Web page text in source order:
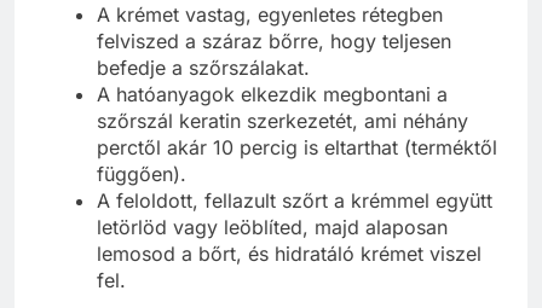
A krémet vastag, egyenletes rétegben
felviszed a száraz bőrre, hogy teljesen
befedje a szőrszálakat.
A hatóanyagok elkezdik megbontani a
szőrszál keratin szerkezetét, ami néhány
perctől akár 10 percig is eltarthat (terméktől
függően).
A feloldott, fellazult szőrt a krémmel együtt
letörlöd vagy leöblíted, majd alaposan
lemosod a bőrt, és hidratáló krémet viszel
fel.